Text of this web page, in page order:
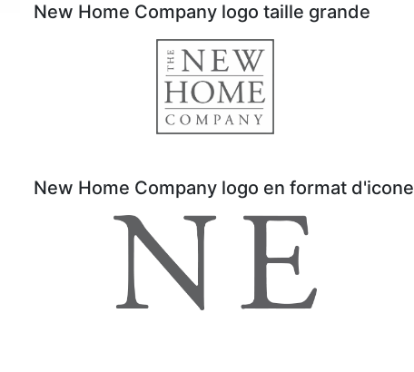
New Home Company logo taille grande
New Home Company logo en format d'icone